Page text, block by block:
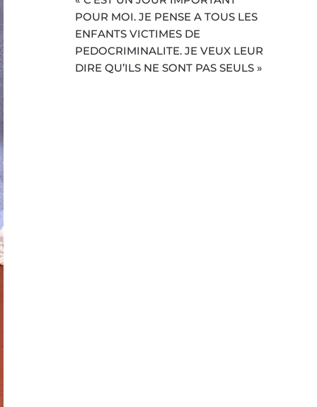
POUR MOI. JE PENSE A TOUS LES
ENFANTS VICTIMES DE
PEDOCRIMINALITE. JE VEUX LEUR
DIRE QU’ILS NE SONT PAS SEULS »